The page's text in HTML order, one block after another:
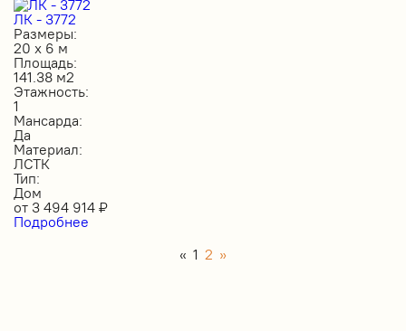
ЛК - 3772
Размеры:
20 х 6 м
Площадь:
141.38 м2
Этажность:
1
Мансарда:
Да
Материал:
ЛСТК
Тип:
Дом
от 3 494 914 ₽
Подробнее
« 1 2 »